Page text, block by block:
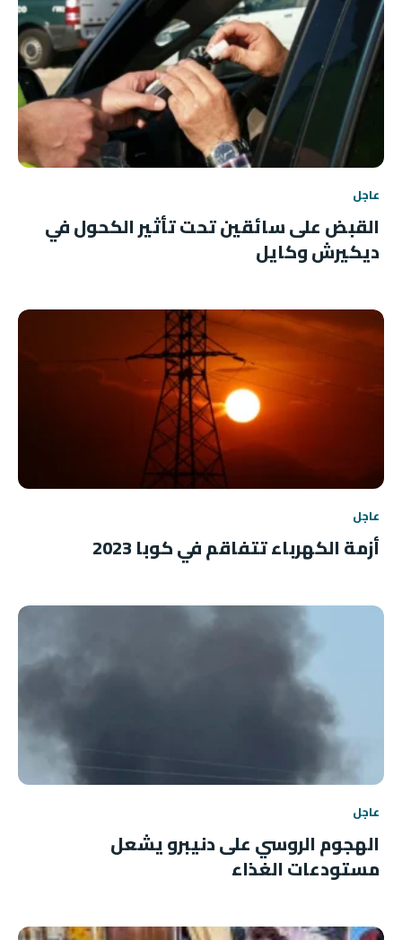
عاجل
القبض على سائقين تحت تأثير الكحول في
ديكيرش وكايل
عاجل
أزمة الكهرباء تتفاقم في كوبا 2023
عاجل
الهجوم الروسي على دنيبرو يشعل
مستودعات الغذاء